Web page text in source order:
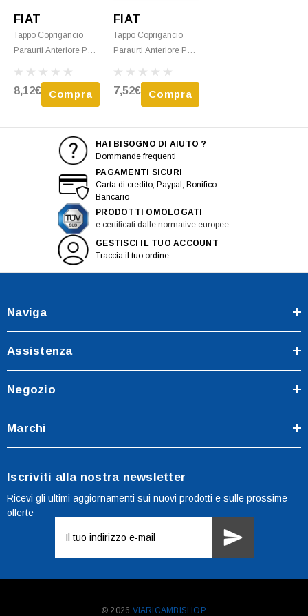
FIAT
Tappo Coprigancio
Paraurti Anteriore Per
8,12€ Compra
FIAT
Tappo Coprigancio
Paraurti Anteriore Per
2008 Nuovo
7,52€ Compra
HAI BISOGNO DI AIUTO ?
Dommande frequenti
PAGAMENTI SICURI
Carta di credito, Paypal, Bonifico
Bancario
PRODOTTI OMOLOGATI
e certificati dalle normative europee
GESTISCI IL TUO ACCOUNT
Traccia il tuo ordine
Naviga
Assistenza
Negozio
Marchi
Iscriviti alla nostra newsletter
Ricevi gli ultimi aggiornamenti sui nuovi prodotti e sulle prossime
offerte
mail
© 2026 VIARICAMBISHOP.